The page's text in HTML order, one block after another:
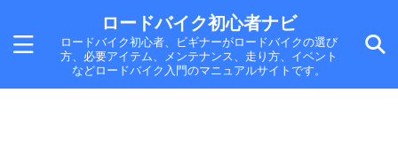
ロードバイク初心者ナビ
ロードバイク初心者、ビギナーがロードバイクの選び
方、必要アイテム、メンテナンス、走り方、イベント
などロードバイク入門のマニュアルサイトです。